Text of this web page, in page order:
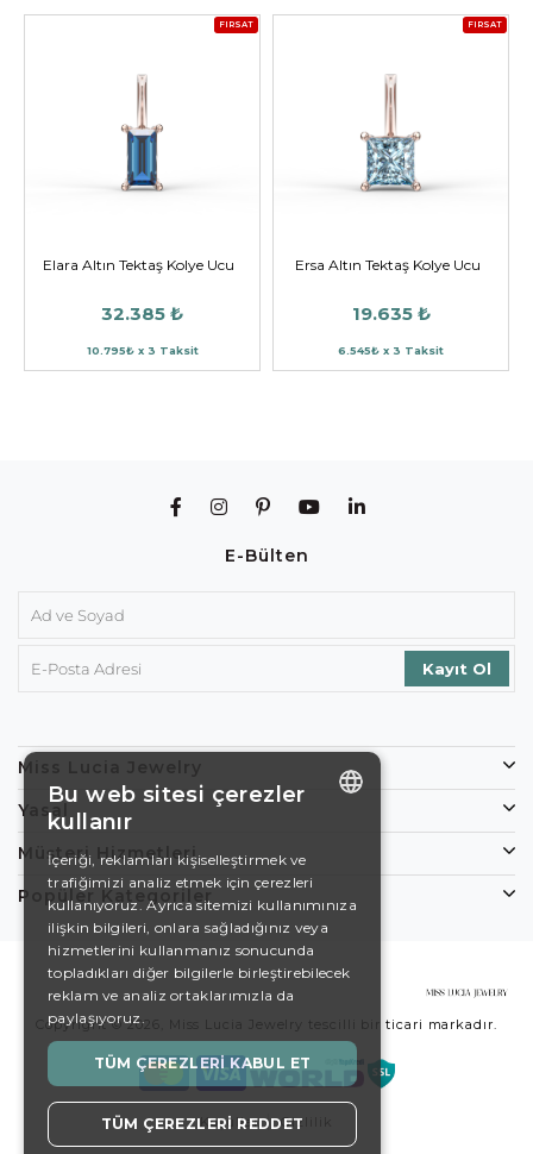
FIRSAT
Elara Altın Tektaş Kolye Ucu
32.385 ₺
10.795₺ x 3 Taksit
FIRSAT
Ersa Altın Tektaş Kolye Ucu
19.635 ₺
6.545₺ x 3 Taksit
E-Bülten
Miss Lucia Jewelry
Yasal
Müşteri Hizmetleri
Popüler Kategoriler
Copyright © 2026, Miss Lucia Jewelry tescilli bir ticari markadır.
Koşullar Gizlilik
DE
EN
SWEDISH
TURKISH
Bu web sitesi çerezler
kullanır
İçeriği, reklamları kişiselleştirmek ve
trafiğimizi analiz etmek için çerezleri
kullanıyoruz. Ayrıca sitemizi kullanımınıza
ilişkin bilgileri, onlara sağladığınız veya
hizmetlerini kullanmanız sonucunda
topladıkları diğer bilgilerle birleştirebilecek
reklam ve analiz ortaklarımızla da
paylaşıyoruz.
TÜM ÇEREZLERI KABUL ET
TÜM ÇEREZLERI REDDET